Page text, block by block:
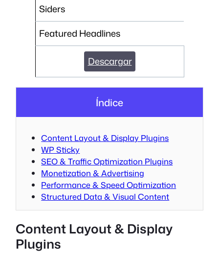
Siders
Featured Headlines
Descargar
Índice
Content Layout & Display Plugins
WP Sticky
SEO & Traffic Optimization Plugins
Monetization & Advertising
Performance & Speed Optimization
Structured Data & Visual Content
Content Layout & Display
Plugins